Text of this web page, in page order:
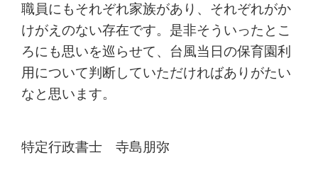
職員にもそれぞれ家族があり、それぞれがか
けがえのない存在です。是非そういったとこ
ろにも思いを巡らせて、台風当日の保育園利
用について判断していただければありがたい
なと思います。
特定行政書士 寺島朋弥